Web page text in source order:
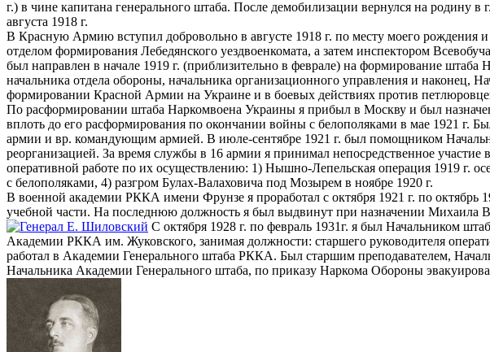
г.) в чине капитана генерального штаба. После демобилизации вернулся на родину
августа 1918 г.
В Красную Армию вступил добровольно в августе 1918 г. по месту моего
отделом формирования Лебедянского уездвоенкомата, а затем инспектором
был направлен в начале 1919 г. (приблизительно в феврале) на формирование
начальника отдела обороны, начальника организационного управления и наконец,
формировании Красной Армии на Украине и в боевых действиях против
По расформировании штаба Наркомвоена Украины я прибыл в Москву и был
вплоть до его расформирования по окончании войны с белополяками в мае 1921 г.
армии и вр. командующим армией. В июле-сентябре 1921 г. был помощником
реорганизацией. За время службы в 16 армии я принимал непосредственное
оперативной работе по их осуществлению: 1) Нышно-Лепельская операция 1919 г.
с белополяками, 4) разгром Булах-Валаховича под Мозырем в ноябре 1920 г.
В военной академии РККА имени Фрунзе я проработал с октября 1921 г. по октябрь
учебной части. На последнюю должность я был выдвинут при назначении Михаила
С октября 1928 г. по февраль 1931г. я был Начальником
Академии РККА им. Жуковского, занимая должности: старшего руководителя
работал в Академии Генерального штаба РККА. Был старшим преподавателем,
Начальника Академии Генерального штаба, по приказу Наркома Обороны